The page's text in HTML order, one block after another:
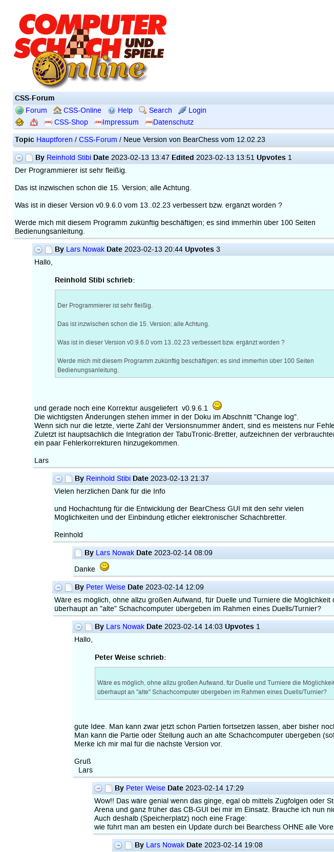
CSS-Forum
Forum CSS-Online Help Search
Login
CSS-Shop
Impressum Datenschutz
Topic Hauptforen / CSS-Forum / Neue Version von BearChess vom 12.02.23
By Reinhold Stibi Date2023-02-13 13:47 Edited 2023-02-13 13:51 Upvotes1
Der Programmierer ist sehr fleißig.
Das ist inzwischen schon die 15. Version; alle Achtung.
Was ist in dieser Version v0.9.6.0 vom 13..02.23 verbessert bzw. ergänzt worden ?
Werde mich mit diesem Programm zukünftig beschäftigen; es sind immerhin über 100 Seiten
Bedienungsanleitung.
By Lars Nowak Date 2023-02-13 20:44Upvotes 3
Hallo,
Reinhold Stibi schrieb:
Der Programmierer ist sehr fleißig.
Das ist inzwischen schon die 15. Version; alle Achtung.
Was ist in dieser Version v0.9.6.0 vom 13..02.23 verbessert bzw. ergänzt worden ?
Werde mich mit diesem Programm zukünftig beschäftigen; es sind immerhin über 100 Seiten
Bedienungsanleitung.
und gerade noch eine Korrektur ausgeliefert v0.9.6.1
Die wichtigsten Änderungen stehen immer in der Doku im Abschnitt "Change log".
Wenn sich nur die letzte, vierte Zahl der Versionsnummer ändert, sind es meistens nur
Zuletzt ist hauptsächlich die Integration der TabuTronic-Bretter, aufzeichnen der
ein paar Fehlerkorrekturen hinzugekommen.
Lars
By Reinhold Stibi Date 2023-02-13 21:37
Vielen herzlichen Dank für die Info
und Hochachtung für die Entwicklung der BearChess GUI mit den sehr vielen
Möglichkeiten und der Einbindung etlicher elektronischer Schachbretter.
Reinhold
By Lars Nowak Date 2023-02-14 08:09
Danke
By Peter Weise Date 2023-02-14 12:09
Wäre es möglich, ohne allzu großen Aufwand, für Duelle und Turniere die
überhaupt an "alte" Schachcomputer übergeben im Rahmen eines Duells/Turnier?
By Lars Nowak Date 2023-02-14 14:03Upvotes 1
Hallo,
Peter Weise schrieb:
Wäre es möglich, ohne allzu großen Aufwand, für Duelle und Turniere die
überhaupt an "alte" Schachcomputer übergeben im Rahmen eines Duells/Turnier?
gute Idee. Man kann zwar jetzt schon Partien fortsetzen lassen, aber bisher
Man kann die Partie oder Stellung auch an alte Schachcomputer übergeben
Merke ich mir mal für die nächste Version vor.
Gruß
Lars
By Peter Weise Date2023-02-14 17:29
Wow!! Das wäre genial wenn das ginge, egal ob mittels Zugfolgen oder
Arena und ganz früher das CB-GUI bei mir im Einsatz. Brauche ich nun
Auch deshalb (Speicherplatz) noch eine Frage:
wie führt man am besten ein Update durch bei Bearchess OHNE alle
By Lars Nowak Date2023-02-14 19:08